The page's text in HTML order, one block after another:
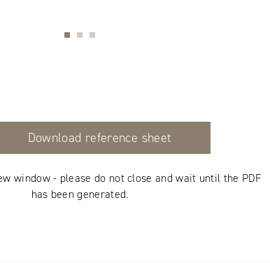
Download reference sheet
window - please do not close and wait until the PDF
has been generated.